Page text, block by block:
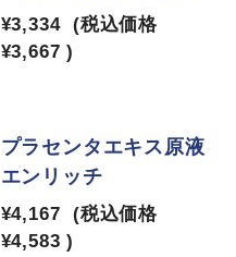
¥3,334
(税込価格
¥3,667 )
プラセンタエキス原液
エンリッチ
¥4,167
(税込価格
¥4,583 )